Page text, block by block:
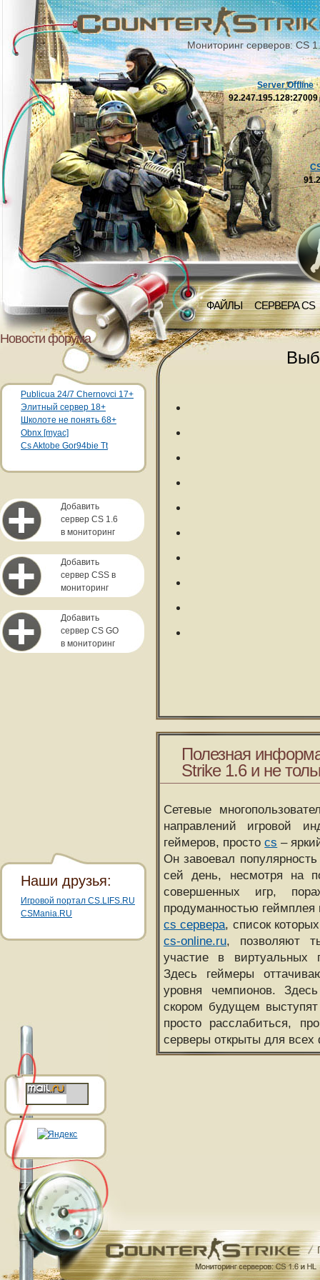
Мониторинг серверов: CS
ФАЙЛЫ СЕРВЕРА CS
Server Offline
92.247.195.128:27009
Новости форума
Publicua 24/7 Chernovci 17+
Элитный сервер 18+
Школоте не понять 68+
Obnx [myac]
Cs Aktobe Gor94bie Tt
Добавить
сервер CS 1.6
в мониторинг
Добавить
сервер CSS в
мониторинг
Добавить
сервер CS GO
в мониторинг
Полезная
Strike 1.6 и не
Сетевые
направлений игровой
геймеров, простоcs –
Он завоевал
сей день, несмотря на
совершенных игр,
продуманностью
cs сервера, список
cs-online.ru, позволяют
участие в виртуальных
Здесь геймеры
уровня чемпионов.
скором будущем
просто расслабиться,
серверы открыты для всех
Наши друзья:
Игровой портал CS.LIFS.RU
CSMania.RU